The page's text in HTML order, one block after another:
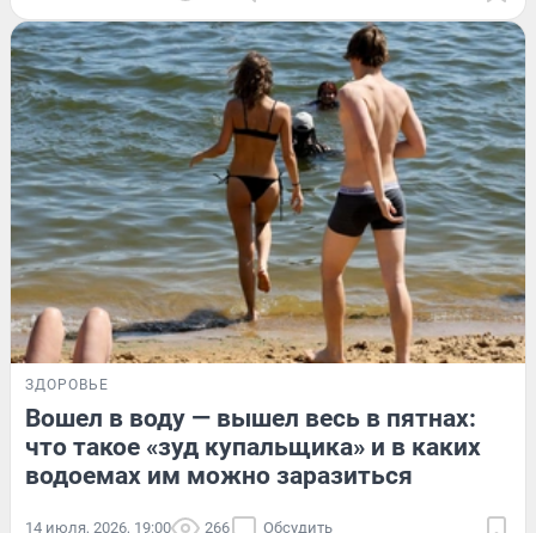
ЗДОРОВЬЕ
Вошел в воду — вышел весь в пятнах:
что такое «зуд купальщика» и в каких
водоемах им можно заразиться
14 июля, 2026, 19:00 266 Обсудить